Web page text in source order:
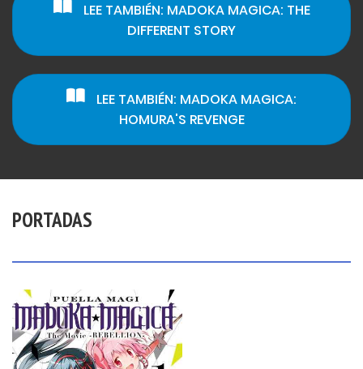
LEE TAMBIÉN: MADOKA MAGICA: THE
DIFFERENT STORY
LEE TAMBIÉN: MADOKA MAGICA:
HOMURA'S REVENGE
PORTADAS